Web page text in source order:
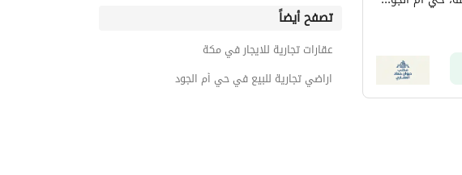
اراضي تجارية حي الاناهي
اراضي تجارية حي المبعوث
اراضي تجارية حي الراية
تصفح أيضاً
عقارات تجارية للايجار في مكة
اراضي تجارية للبيع في حي أم الجود